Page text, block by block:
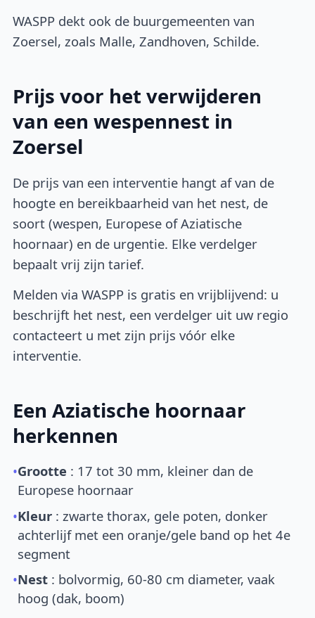
WASPP dekt ook de buurgemeenten van
Zoersel, zoals Malle, Zandhoven, Schilde.
Prijs voor het verwijderen
van een wespennest in
Zoersel
De prijs van een interventie hangt af van de
hoogte en bereikbaarheid van het nest, de
soort (wespen, Europese of Aziatische
hoornaar) en de urgentie. Elke verdelger
bepaalt vrij zijn tarief.
Melden via WASPP is gratis en vrijblijvend: u
beschrijft het nest, een verdelger uit uw regio
contacteert u met zijn prijs vóór elke
interventie.
Een Aziatische hoornaar
herkennen
•Grootte : 17 tot 30 mm, kleiner dan de
Europese hoornaar
•Kleur : zwarte thorax, gele poten, donker
achterlijf met een oranje/gele band op het 4e
segment
•Nest : bolvormig, 60-80 cm diameter, vaak
hoog (dak, boom)